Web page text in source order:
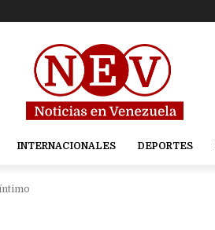
INTERNACIONALES DEPORTES